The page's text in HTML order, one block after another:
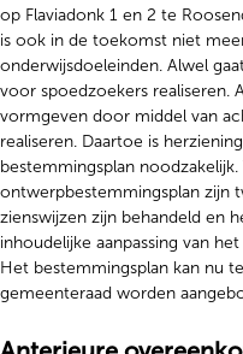
op Flaviadonk 1 en 2 te
is ook in de toekomst niet
onderwijsdoeleinden. Alwel
voor spoedzoekers realiseren.
vormgeven door middel van
realiseren. Daartoe is
bestemmingsplan
ontwerpbestemmingsplan zijn
zienswijzen zijn behandeld en
inhoudelijke aanpassing van
Het bestemmingsplan kan nu
gemeenteraad worden